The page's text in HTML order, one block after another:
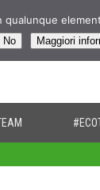
No Maggiori